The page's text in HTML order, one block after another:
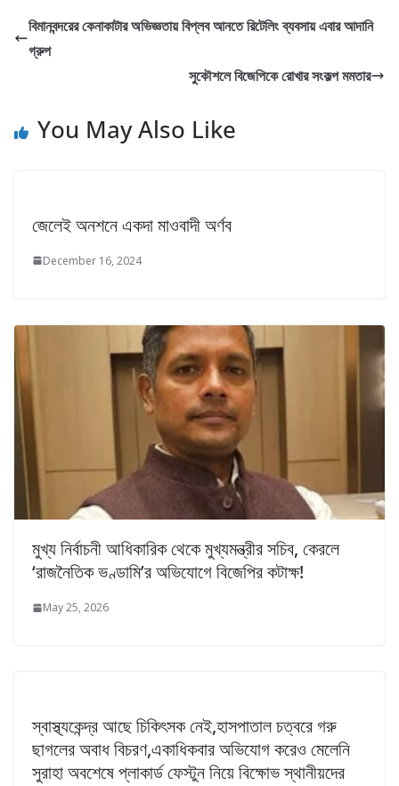
বিমানবন্দরের কেনাকাটার অভিজ্ঞতায় বিপ্লব আনতে রিটেলিং ব্যবসায় এবার আদানি
গ্রুপ
সুকৌশলে বিজেপিকে রোখার সংকল্প মমতার
You May Also Like
জেলেই অনশনে একদা মাওবাদী অর্ণব
December 16, 2024
মুখ্য নির্বাচনী আধিকারিক থেকে মুখ্যমন্ত্রীর সচিব, কেরলে
‘রাজনৈতিক ভণ্ডামি’র অভিযোগে বিজেপির কটাক্ষ!
May 25, 2026
স্বাস্থ্যকেন্দ্র আছে চিকিৎসক নেই,হাসপাতাল চত্বরে গরু
ছাগলের অবাধ বিচরণ,একাধিকবার অভিযোগ করেও মেলেনি
সুরাহা অবশেষে প্লাকার্ড ফেস্টুন নিয়ে বিক্ষোভ স্থানীয়দের